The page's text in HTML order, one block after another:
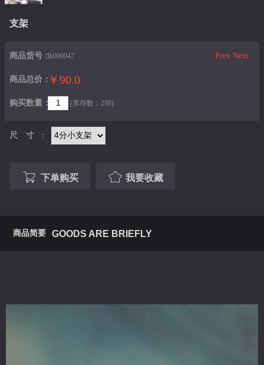
支架
Prev Next
商品货号：lh000047
商品总价： ￥90.0
购买数量： (库存数：298)
尺寸:
下单购买 我要收藏
商品简要 GOODS ARE BRIEFLY